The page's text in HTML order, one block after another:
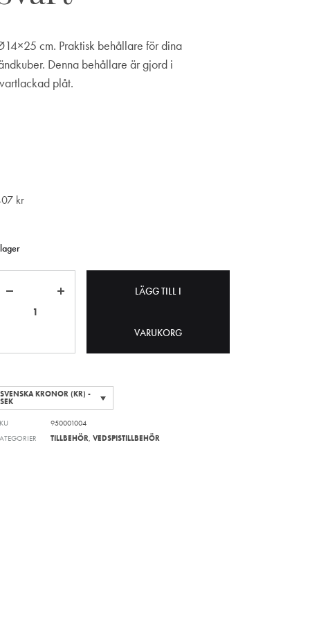
cm. Praktisk behållare för dina
Denna behållare är gjord i
plåt.
kr
LÄGG TILL I
VARUKORG
SVENSKA KRONOR (KR) -
SEK
950001004
TILLBEHÖR ,VEDSPISTILLBEHÖR